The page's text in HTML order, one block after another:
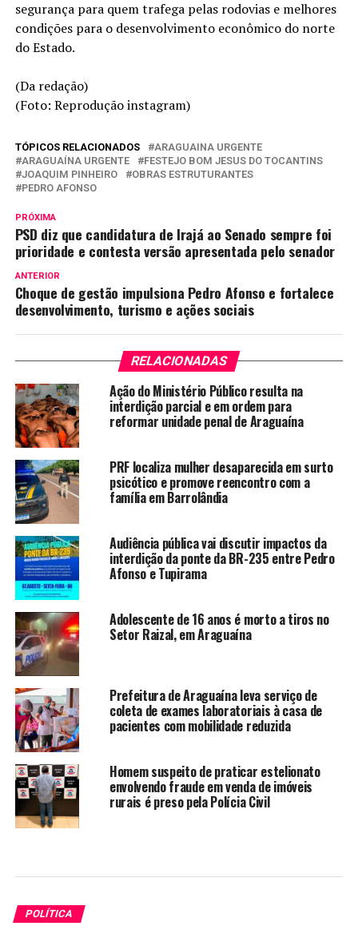
segurança para quem trafega pelas rodovias e melhores
condições para o desenvolvimento econômico do norte
do Estado.
(Da redação)
(Foto: Reprodução instagram)
TÓPICOS RELACIONADOS
ARAGUAINA URGENTE
ARAGUAÍNA URGENTE
FESTEJO BOM JESUS DO TOCANTINS
JOAQUIM PINHEIRO
OBRAS ESTRUTURANTES
PEDRO AFONSO
PRÓXIMA
PSD diz que candidatura de Irajá ao Senado sempre foi
prioridade e contesta versão apresentada pelo senador
ANTERIOR
Choque de gestão impulsiona Pedro Afonso e fortalece
desenvolvimento, turismo e ações sociais
RELACIONADAS
Ação do Ministério Público resulta na
interdição parcial e em ordem para
reformar unidade penal de Araguaína
PRF localiza mulher desaparecida em surto
psicótico e promove reencontro com a
família em Barrolândia
Audiência pública vai discutir impactos da
interdição da ponte da BR-235 entre Pedro
Afonso e Tupirama
Adolescente de 16 anos é morto a tiros no
Setor Raizal, em Araguaína
Prefeitura de Araguaína leva serviço de
coleta de exames laboratoriais à casa de
pacientes com mobilidade reduzida
Homem suspeito de praticar estelionato
envolvendo fraude em venda de imóveis
rurais é preso pela Polícia Civil
POLÍTICA